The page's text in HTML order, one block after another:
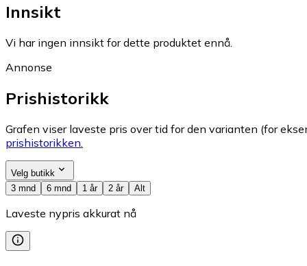
Innsikt
Vi har ingen innsikt for dette produktet ennå.
Annonse
Prishistorikk
Grafen viser laveste pris over tid for den varianten (for
prishistorikken.
Velg butikk
3 mnd
6 mnd 1 år 2 år Alt
Laveste nypris akkurat nå